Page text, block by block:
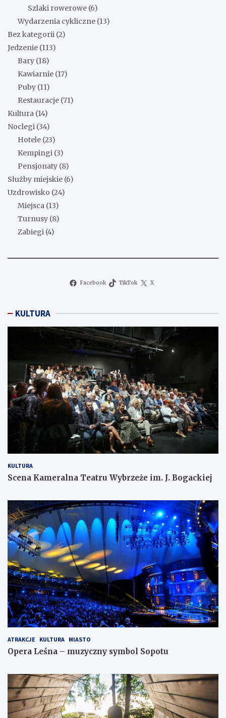
Szlaki rowerowe (6)
Wydarzenia cykliczne (13)
Bez kategorii (2)
Jedzenie (113)
Bary (18)
Kawiarnie (17)
Puby (11)
Restauracje (71)
Kultura (14)
Noclegi (34)
Hotele (23)
Kempingi (3)
Pensjonaty (8)
Służby miejskie (6)
Uzdrowisko (24)
Miejsca (13)
Turnusy (8)
Zabiegi (4)
Facebook TikTok X
KULTURA
KULTURA
Scena Kameralna Teatru Wybrzeże im. J. Bogackiej
ATRAKCJE KULTURA MIASTO
Opera Leśna – muzyczny symbol Sopotu